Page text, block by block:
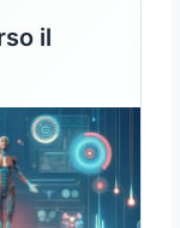
il